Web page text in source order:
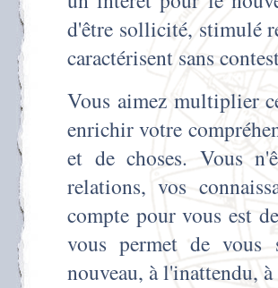
d'être sollicité, stimulé
caractérisent sans
Vous aimez multiplier
enrichir votre
et de choses. Vous
relations, vos
compte pour vous est
vous permet de vous
nouveau, à l'inattendu,